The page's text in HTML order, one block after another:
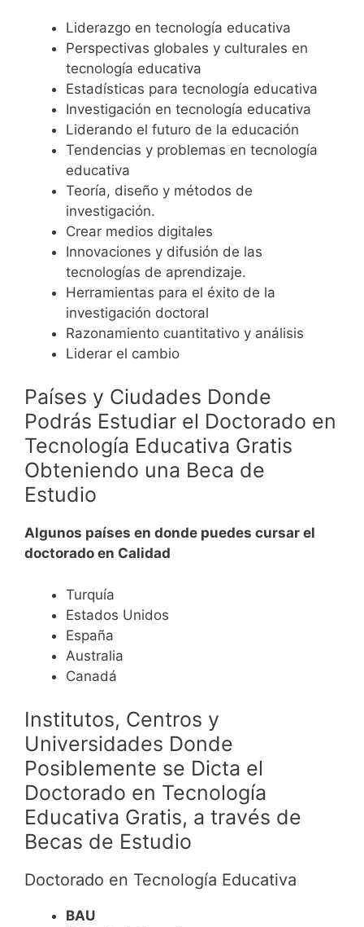
Liderazgo en tecnología educativa
Perspectivas globales y culturales en
tecnología educativa
Estadísticas para tecnología educativa
Investigación en tecnología educativa
Liderando el futuro de la educación
Tendencias y problemas en tecnología
educativa
Teoría, diseño y métodos de
investigación.
Crear medios digitales
Innovaciones y difusión de las
tecnologías de aprendizaje.
Herramientas para el éxito de la
investigación doctoral
Razonamiento cuantitativo y análisis
Liderar el cambio
Países y Ciudades Donde
Podrás Estudiar el Doctorado en
Tecnología Educativa Gratis
Obteniendo una Beca de
Estudio
Algunos países en donde puedes cursar el
doctorado en Calidad
Turquía
Estados Unidos
España
Australia
Canadá
Institutos, Centros y
Universidades Donde
Posiblemente se Dicta el
Doctorado en Tecnología
Educativa Gratis, a través de
Becas de Estudio
Doctorado en Tecnología Educativa
BAU